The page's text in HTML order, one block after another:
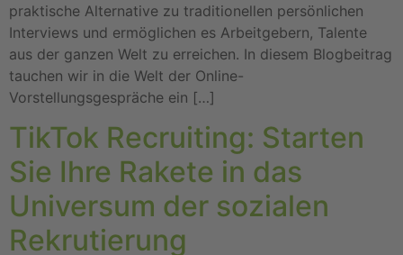
praktische Alternative zu traditionellen persönlichen
Interviews und ermöglichen es Arbeitgebern, Talente
aus der ganzen Welt zu erreichen. In diesem Blogbeitrag
tauchen wir in die Welt der Online-
Vorstellungsgespräche ein […]
TikTok Recruiting: Starten
Sie Ihre Rakete in das
Universum der sozialen
Rekrutierung